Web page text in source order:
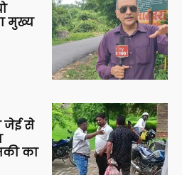
मुख्य
जेई से
का